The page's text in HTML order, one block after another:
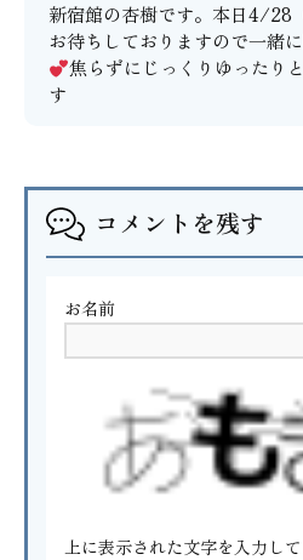
新宿館の杏樹です。本日4/28
お待ちしておりますので一緒
焦らずにじっくりゆったり
す
コメントを残す
お名前
上に表示された文字を入力して